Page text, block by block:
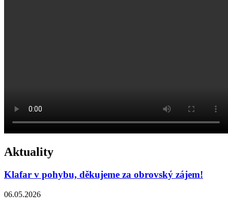
Aktuality
Klafar v pohybu, děkujeme za obrovský zájem!
06.05.2026